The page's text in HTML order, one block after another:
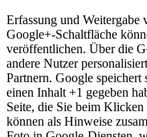
Erfassung und
Google+-Schaltfläche
veröffentlichen. Über die
andere Nutzer
Partnern. Google
einen Inhalt +1 gegeben
Seite, die Sie beim Klicken
können als Hinweise